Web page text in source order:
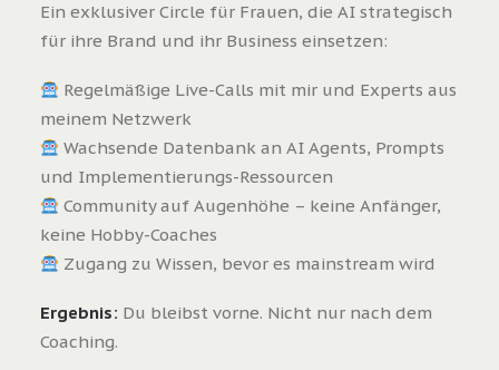
Ein exklusiver Circle für Frauen, die AI strategisch
für ihre Brand und ihr Business einsetzen:
Regelmäßige Live-Calls mit mir und Experts aus
meinem Netzwerk
Wachsende Datenbank an AI Agents, Prompts
und Implementierungs-Ressourcen
Community auf Augenhöhe – keine Anfänger,
keine Hobby-Coaches
Zugang zu Wissen, bevor es mainstream wird
Ergebnis: Du bleibst vorne. Nicht nur nach dem
Coaching.